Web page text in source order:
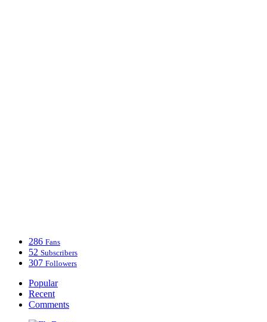
286 Fans
52 Subscribers
307 Followers
Popular
Recent
Comments